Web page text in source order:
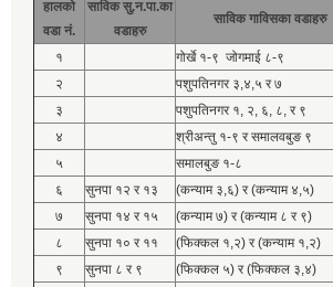
हालको
वडा नं.
साविक सु.न.पा.का
वडाहरु
साविक गाविसका वडाहरु
१
गोर्खे १-९ जोगमाई ८-९
२
पशुपतिनगर ३,४,५ र ७
३
पशुपतिनगर १, २, ६, ८, र ९
४
श्रीअन्तु १-९ र समालवबुङ ९
५
समालबुङ १-८
६
सुनपा १२ र १३
(कन्याम ३,६) र (कन्याम ४,५)
७
सुनपा १४ र १५
(कन्याम ७) र (कन्याम ८ र ९)
८
सुनपा १० र ११
(फिक्कल १,२) र (कन्याम १,२)
९
सुनपा ८ र ९
(फिक्कल ५) र (फिक्कल ३,४)